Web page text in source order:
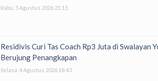
Rabu, 5 Agustus 2026 21:15
Residivis Curi Tas Coach Rp3 Juta di Swalayan
Berujung Penangkapan
Selasa, 4 Agustus 2026 18:43